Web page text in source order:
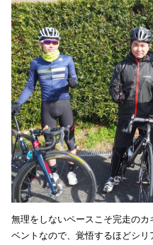
無理をしないペースこそ完走の
ベントなので、覚悟するほどシリ